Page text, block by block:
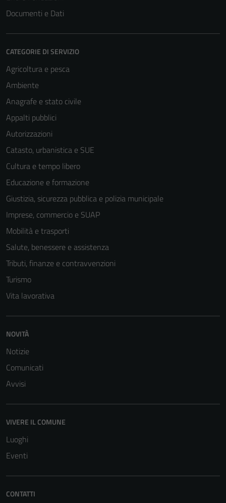
Documenti e Dati
CATEGORIE DI SERVIZIO
Agricoltura e pesca
Ambiente
Anagrafe e stato civile
Appalti pubblici
Autorizzazioni
Catasto, urbanistica e SUE
Cultura e tempo libero
Educazione e formazione
Giustizia, sicurezza pubblica e polizia municipale
Imprese, commercio e SUAP
Mobilità e trasporti
Salute, benessere e assistenza
Tributi, finanze e contravvenzioni
Turismo
Vita lavorativa
NOVITÀ
Notizie
Comunicati
Avvisi
VIVERE IL COMUNE
Luoghi
Eventi
CONTATTI
per il